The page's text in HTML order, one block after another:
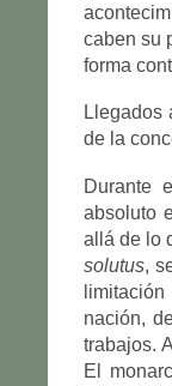
caben su
forma
Llegados
de la
Durante
absoluto
allá de lo
solutus,
nación,
trabajos.
El